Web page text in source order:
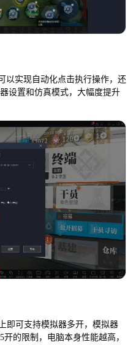
实现自动化点击执行操作，还
设置和仿真模式，大幅度提升
可支持模拟器多开，模拟器
的限制，电脑本身性能越高，